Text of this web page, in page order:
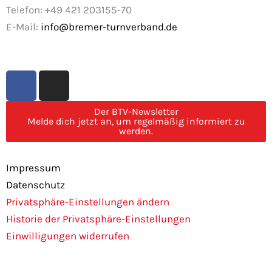
Telefon: +49 421 203155-70
E-Mail: info@bremer-turnverband.de
e
b
o
k
t
a
r
a
m
Der BTV-Newsletter
Melde dich jetzt an, um regelmäßig informiert zu
werden.
Impressum
Datenschutz
Privatsphäre-Einstellungen ändern
Historie der Privatsphäre-Einstellungen
Einwilligungen widerrufen